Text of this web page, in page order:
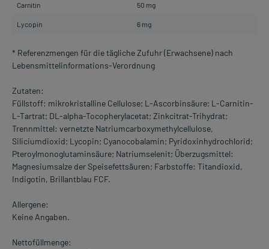
Carnitin 50 mg
Lycopin 6 mg
* Referenzmengen für die tägliche Zufuhr (Erwachsene) nach
Lebensmittelinformations-Verordnung
Zutaten:
Füllstoff: mikrokristalline Cellulose; L-Ascorbinsäure; L-Carnitin-
L-Tartrat; DL-alpha-Tocopherylacetat; Zinkcitrat-Trihydrat;
Trennmittel: vernetzte Natriumcarboxymethylcellulose,
Siliciumdioxid; Lycopin; Cyanocobalamin; Pyridoxinhydrochlorid;
Pteroylmonoglutaminsäure; Natriumselenit; Überzugsmittel:
Magnesiumsalze der Speisefettsäuren; Farbstoffe: Titandioxid,
Indigotin, Brillantblau FCF.
Allergene:
Keine Angaben.
Nettofüllmenge: